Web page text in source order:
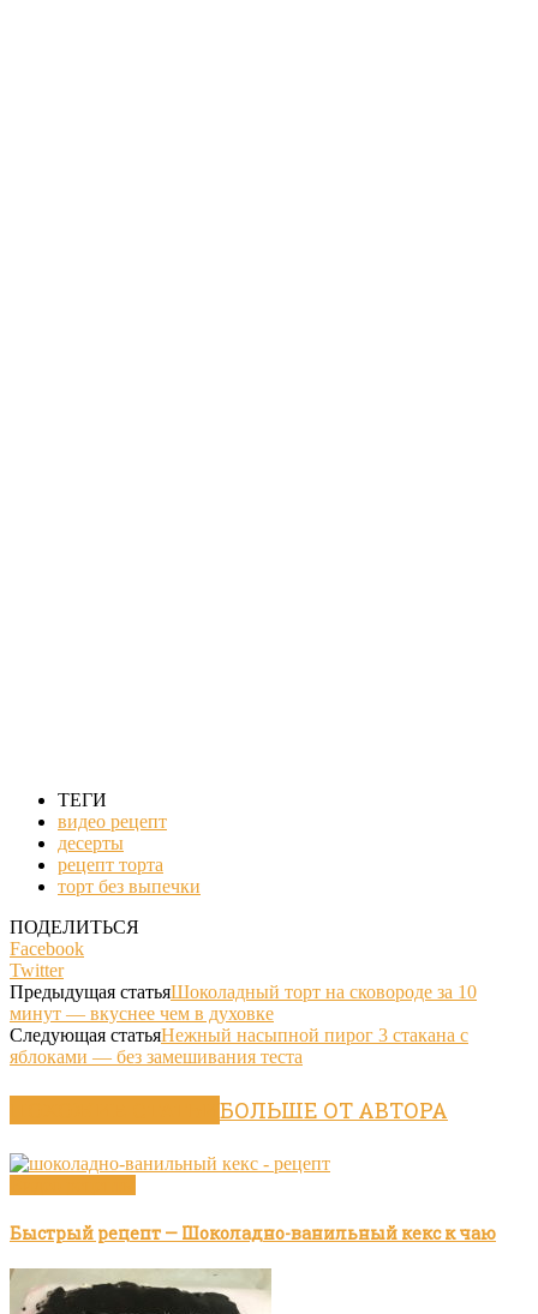
ТЕГИ
видео рецепт
десерты
рецепт торта
торт без выпечки
ПОДЕЛИТЬСЯ
Facebook
Twitter
Предыдущая статьяШоколадный торт на сковороде за 10
минут — вкуснее чем в духовке
Следующая статьяНежный насыпной пирог 3 стакана с
яблоками — без замешивания теста
БОЛЬШЕ ОТ АВТОРА
Быстрый рецепт — Шоколадно-ванильный кекс к чаю